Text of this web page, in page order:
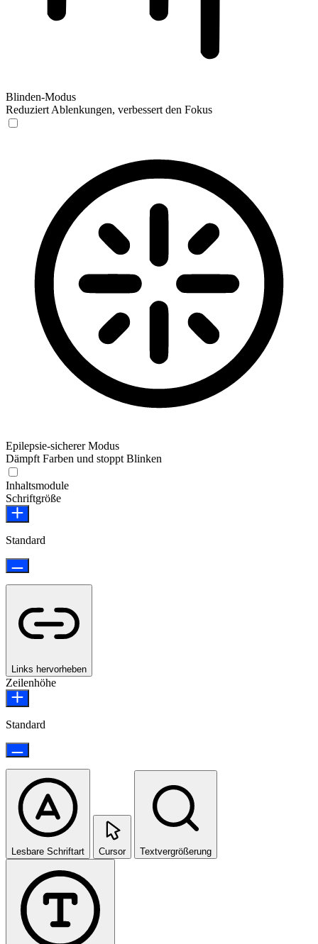
Blinden-Modus
Reduziert Ablenkungen, verbessert den Fokus
Epilepsie-sicherer Modus
Dämpft Farben und stoppt Blinken
Inhaltsmodule
Schriftgröße
Standard
Links hervorheben
Zeilenhöhe
Standard
Lesbare Schriftart Cursor Textvergrößerung